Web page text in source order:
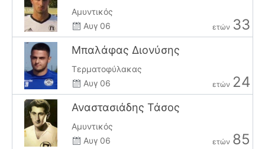
Αμυντικός
Αυγ 06
ετών 33
Μπαλάφας Διονύσης
Τερματοφύλακας
Αυγ 06
ετών 24
Αναστασιάδης Τάσος
Αμυντικός
Αυγ 06
ετών 85